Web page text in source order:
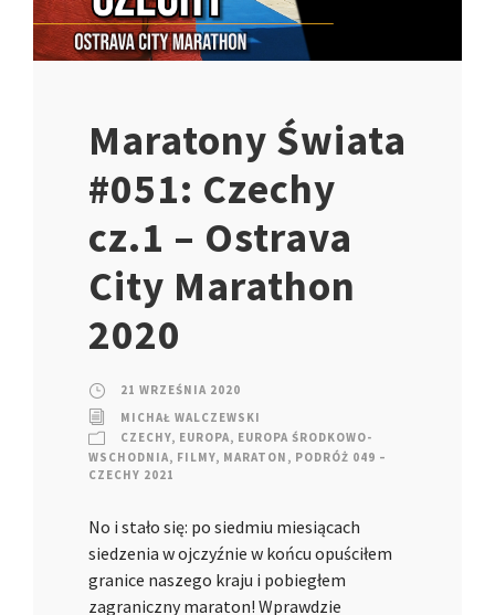
Maratony Świata
#051: Czechy
cz.1 – Ostrava
City Marathon
2020
21 WRZEŚNIA 2020
MICHAŁ WALCZEWSKI
CZECHY, EUROPA, EUROPA ŚRODKOWO-
WSCHODNIA, FILMY, MARATON , PODRÓŻ 049 –
CZECHY 2021
No i stało się: po siedmiu miesiącach
siedzenia w ojczyźnie w końcu opuściłem
granice naszego kraju i pobiegłem
zagraniczny maraton! Wprawdzie